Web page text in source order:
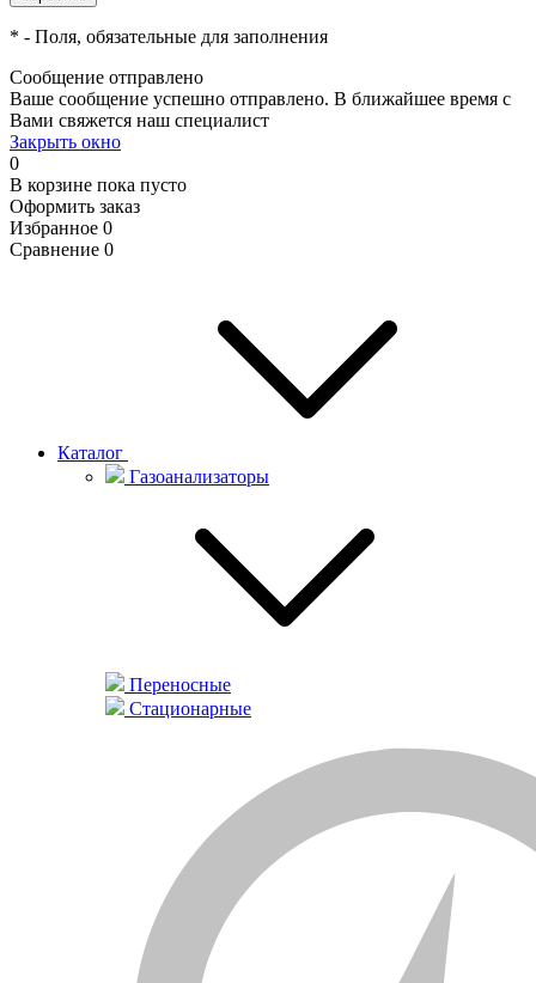
* - Поля, обязательные для заполнения
Сообщение отправлено
Ваше сообщение успешно отправлено. В ближайшее время с
Вами свяжется наш специалист
Закрыть окно
0
В корзине пока пусто
Оформить заказ
Избранное 0
Сравнение 0
Каталог
Газоанализаторы
Переносные
Стационарные